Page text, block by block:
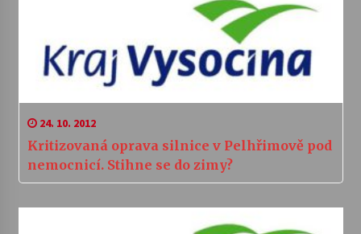
24. 10. 2012
Kritizovaná oprava silnice v Pelhřimově pod
nemocnicí. Stihne se do zimy?